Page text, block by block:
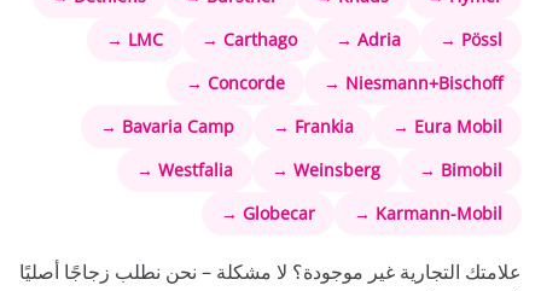
Pössl →
Adria →
Carthago →
LMC →
Niesmann+Bischoff →
Concorde →
Eura Mobil →
Frankia →
Bavaria Camp →
Bimobil →
Weinsberg →
Westfalia →
Karmann-Mobil →
Globecar →
علامتك التجارية غير موجودة؟ لا مشكلة – نحن نطلب زجاجًا أصليًا